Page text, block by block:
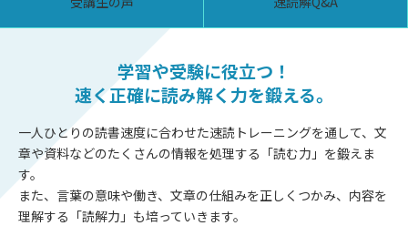
学習や受験に役立つ！
速く正確に読み解く力を鍛える。
一人ひとりの読書速度に合わせた速読トレーニングを通して、文
章や資料などのたくさんの情報を処理する「読む力」を鍛えま
す。
また、言葉の意味や働き、文章の仕組みを正しくつかみ、内容を
理解する「読解力」も培っていきます。